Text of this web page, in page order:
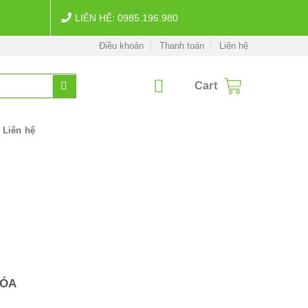
LIÊN HỆ: 0985.196.980
Điều khoản Thanh toán Liên hệ
Cart
Liên hệ